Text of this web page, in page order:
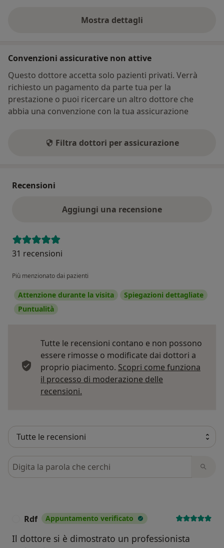
Mostra dettagli
sull'indirizzo
Convenzioni assicurative non attive
Questo dottore accetta solo pazienti privati. Verrà
richiesto un pagamento da parte tua per la
prestazione o puoi ricercare un altro dottore che
abbia una convenzione con la tua assicurazione
Filtra dottori per assicurazione
Recensioni
Aggiungi una recensione
31 recensioni
Più menzionato dai pazienti
Attenzione durante la visita
Spiegazioni dettagliate
Puntualità
Tutte le recensioni contano e non possono
essere rimosse o modificate dai dottori a
proprio piacimento. Scopri come funziona
il processo di moderazione delle
recensioni.
Cerca nelle recensioni
Rdf Appuntamento verificato
Il dottore si è dimostrato un professionista